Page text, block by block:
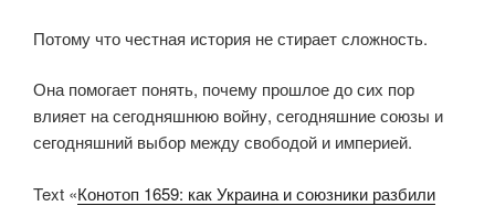
Потому что честная история не стирает сложность.
Она помогает понять, почему прошлое до сих пор
влияет на сегодняшнюю войну, сегодняшние союзы и
сегодняшний выбор между свободой и империей.
Text «Конотоп 1659: как Украина и союзники разбили